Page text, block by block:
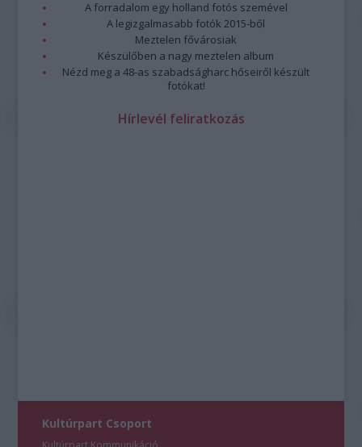
A forradalom egy holland fotós szemével
A legizgalmasabb fotók 2015-ből
Meztelen fővárosiak
Készülőben a nagy meztelen album
Nézd meg a 48-as szabadságharc hőseiről készült
fotókat!
Hírlevél feliratkozás
Kultúrpart Csoport